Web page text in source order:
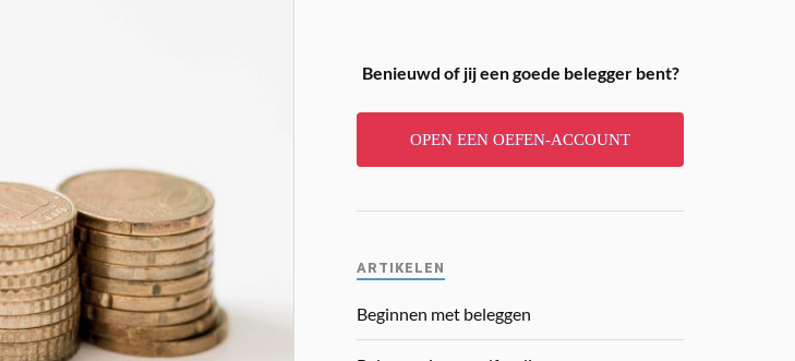
Benieuwd of jij een goede belegger bent?
OPEN EEN OEFEN-ACCOUNT
ARTIKELEN
Beginnen met beleggen